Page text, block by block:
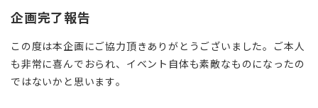
企画完了報告
この度は本企画にご協力頂きありがとうございました。ご本人
も非常に喜んでおられ、イベント自体も素敵なものになったの
ではないかと思います。